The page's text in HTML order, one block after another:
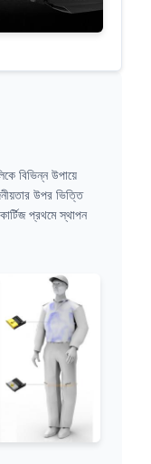
বিভিন্ন উপায়ে
উপর ভিত্তি
প্রথমে স্থাপন